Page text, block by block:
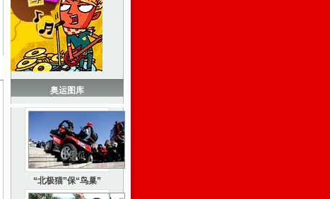
奥运图库
“北极猫”保“鸟巢”